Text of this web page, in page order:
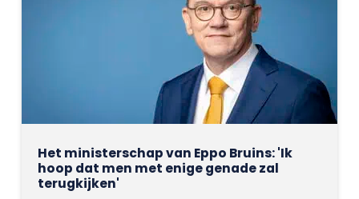
Het ministerschap van Eppo Bruins: 'Ik
hoop dat men met enige genade zal
terugkijken'